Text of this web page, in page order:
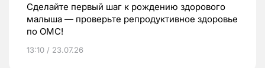
Сделайте первый шаг к рождению здорового
малыша — проверьте репродуктивное здоровье
по ОМС!
13:10 / 23.07.26